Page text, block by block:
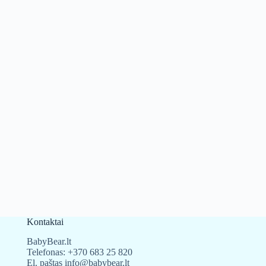
Kontaktai
BabyBear.lt
Telefonas: +370 683 25 820
El. paštas info@babybear.lt